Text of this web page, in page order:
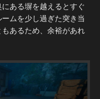
ある塀を越えるとすぐ
ムを少し過ぎた突き当
あるため、余裕があれ